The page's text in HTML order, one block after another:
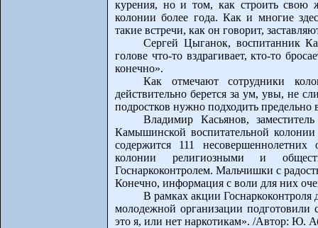
курения, но и том, как строить свою
колонии более года. Как и многие
такие встречи, как он говорит,
Сергей Цыганок, воспитанник
голове что-то вздрагивает, кто-то
конечно».
Как отмечают сотрудники
действительно берется за ум, увы, не
подростков нужно подходить предельно
Владимир Касьянов,
Камышинской воспитательной
содержится 111
колонии религиозными и
Госнаркоконтролем. Мальчишки с
Конечно, информация с воли для них
В рамках акции
молодежной организации подготовили
это я, или нет наркотикам». /Автор: Ю.